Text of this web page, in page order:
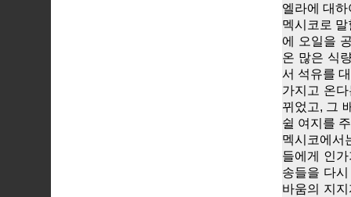
엘라에 대
멕시코로
에 오일을
온 많은 식
서 석유를
가지고 온
뀌었고, 그
쉴 여지를
멕시코에서
들에게 인
송들을 다
바움의 지